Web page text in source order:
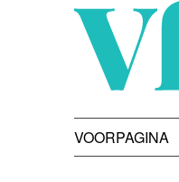
VOORPAGINA